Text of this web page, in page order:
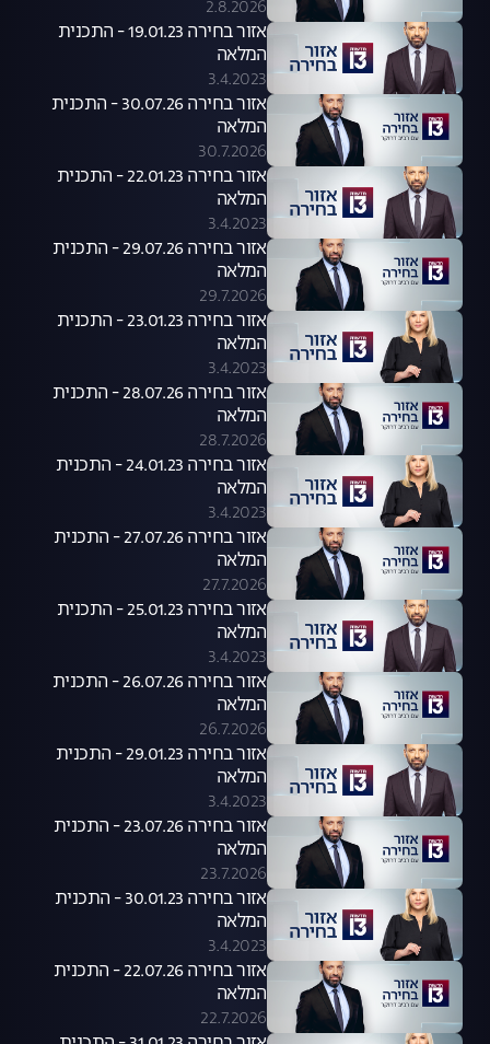
2.8.2026
אזור בחירה 19.01.23 - התכנית
המלאה
3.4.2023
אזור בחירה 30.07.26 - התכנית
המלאה
30.7.2026
אזור בחירה 22.01.23 - התכנית
המלאה
3.4.2023
אזור בחירה 29.07.26 - התכנית
המלאה
29.7.2026
אזור בחירה 23.01.23 - התכנית
המלאה
3.4.2023
אזור בחירה 28.07.26 - התכנית
המלאה
28.7.2026
אזור בחירה 24.01.23 - התכנית
המלאה
3.4.2023
אזור בחירה 27.07.26 - התכנית
המלאה
27.7.2026
אזור בחירה 25.01.23 - התכנית
המלאה
3.4.2023
אזור בחירה 26.07.26 - התכנית
המלאה
26.7.2026
אזור בחירה 29.01.23 - התכנית
המלאה
3.4.2023
אזור בחירה 23.07.26 - התכנית
המלאה
23.7.2026
אזור בחירה 30.01.23 - התכנית
המלאה
3.4.2023
אזור בחירה 22.07.26 - התכנית
המלאה
22.7.2026